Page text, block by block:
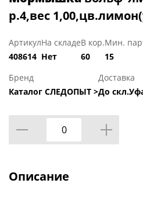
р.4,вес
Артикул
408614
На складе
Нет
В кор.
60
Мин.
15
Бренд
Каталог СЛЕДОПЫТ >
Доставка
До
Описание